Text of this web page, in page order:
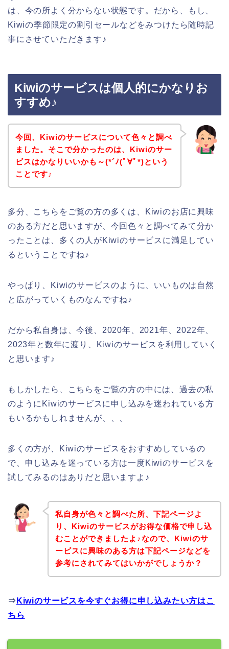
は、今の所よく分からない状態です。だから、もし、
Kiwiの季節限定の割引セールなどをみつけたら随時記
事にさせていただきます♪
Kiwiのサービスは個人的にかなりお
すすめ♪
今回、Kiwiのサービスについて色々と調べ
ました。そこで分かったのは、Kiwiのサー
ビスはかなりいいかも～(*´ﾉ(ﾟ∀ﾟ*)という
ことです♪
多分、こちらをご覧の方の多くは、Kiwiのお店に興味
のある方だと思いますが、今回色々と調べてみて分か
ったことは、多くの人がKiwiのサービスに満足してい
るということですね♪
やっぱり、Kiwiのサービスのように、いいものは自然
と広がっていくものなんですね♪
だから私自身は、今後、2020年、2021年、2022年、
2023年と数年に渡り、Kiwiのサービスを利用していく
と思います♪
もしかしたら、こちらをご覧の方の中には、過去の私
のようにKiwiのサービスに申し込みを迷われている方
もいるかもしれませんが、、、
多くの方が、Kiwiのサービスをおすすめしているの
で、申し込みを迷っている方は一度Kiwiのサービスを
試してみるのはありだと思いますよ♪
私自身が色々と調べた所、下記ページよ
り、Kiwiのサービスがお得な価格で申し込
むことができましたよ♪なので、Kiwiのサ
ービスに興味のある方は下記ページなどを
参考にされてみてはいかがでしょうか？
⇒ Kiwiのサービスを今すぐお得に申し込みたい方はこ
ちら